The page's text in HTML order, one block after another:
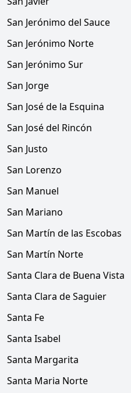
San Jerónimo del Sauce
San Jerónimo Norte
San Jerónimo Sur
San Jorge
San José de la Esquina
San José del Rincón
San Justo
San Lorenzo
San Manuel
San Mariano
San Martín de las Escobas
San Martín Norte
Santa Clara de Buena Vista
Santa Clara de Saguier
Santa Fe
Santa Isabel
Santa Margarita
Santa Maria Norte